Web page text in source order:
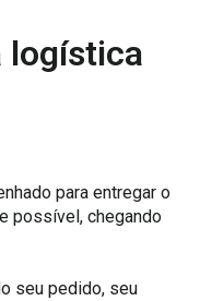
logística
para entregar o
possível, chegando
seu pedido, seu